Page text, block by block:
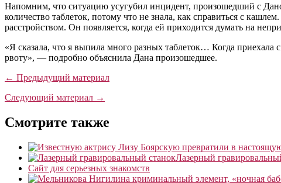
Напомним, что ситуацию усугубил инцидент, произошедший с
количество таблеток, потому что не знала, как справиться с
расстройством. Он появляется, когда ей приходится думать на
«Я сказала, что я выпила много разных таблеток… Когда
рвоту», — подробно объяснила Дана произошедшее.
← Предыдущий материал
Следующий материал →
Смотрите также
Лазерный
Сайт для серьезных знакомств